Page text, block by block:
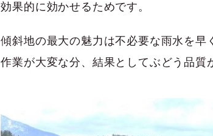
効果的に効かせるためです。
傾斜地の最大の魅力は不必要な雨水を早
作業が大変な分、結果としてぶどう品